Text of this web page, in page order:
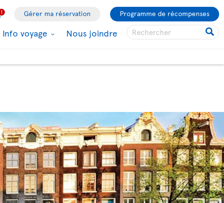
1 Gérer ma réservation Programme de récompenses
Info voyage Nous joindre